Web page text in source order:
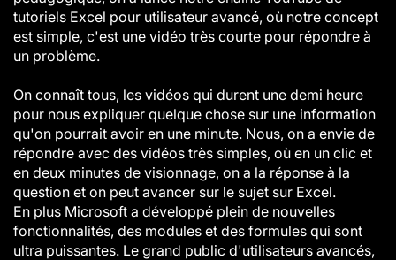
tutoriels Excel pour utilisateur avancé, où notre concept
est simple, c'est une vidéo très courte pour répondre à
un problème.
On connaît tous, les vidéos qui durent une demi heure
pour nous expliquer quelque chose sur une information
qu'on pourrait avoir en une minute. Nous, on a envie de
répondre avec des vidéos très simples, où en un clic et
en deux minutes de visionnage, on a la réponse à la
question et on peut avancer sur le sujet sur Excel.
En plus Microsoft a développé plein de nouvelles
fonctionnalités, des modules et des formules qui sont
ultra puissantes. Le grand public d'utilisateurs avancés,